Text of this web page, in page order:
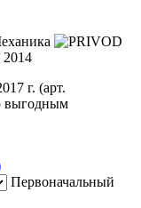
2014
Первоначальный